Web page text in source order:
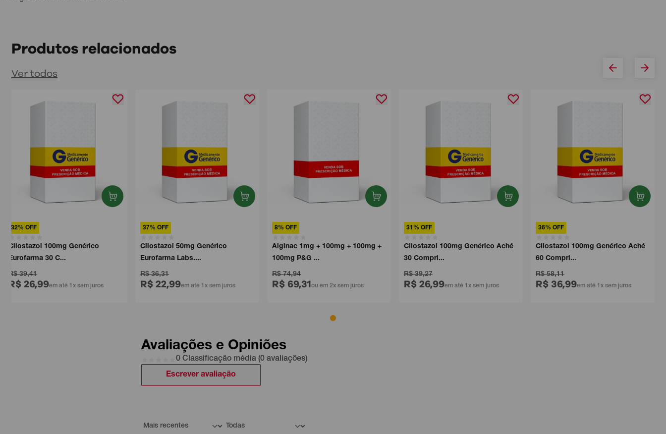
Produtos relacionados
Ver todos
32% OFF
Cilostazol 100mg Genérico
Eurofarma 30 C...
R$ 39,41
R$ 26,99em até 1x sem juros
37% OFF
Cilostazol 50mg Genérico
Eurofarma Labs....
R$ 36,31
R$ 22,99em até 1x sem juros
8% OFF
Alginac 1mg + 100mg + 100mg +
100mg P&G ...
R$ 74,94
R$ 69,31ou em 2x sem juros
31% OFF
Cilostazol 100mg Genérico Aché
30 Compri...
R$ 39,27
R$ 26,99em até 1x sem juros
36% OFF
Cilostazol 100mg Genérico Aché
60 Compri...
R$ 58,11
R$ 36,99em até 1x sem juros
Avaliações e Opiniões
0 Classificação média (0 avaliações)
Escrever avaliação